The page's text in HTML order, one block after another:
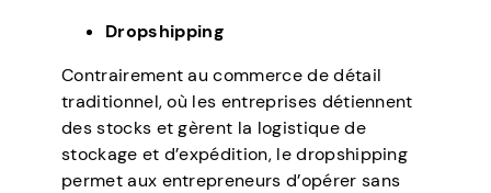
Dropshipping
Contrairement au commerce de détail
traditionnel, où les entreprises détiennent
des stocks et gèrent la logistique de
stockage et d’expédition, le dropshipping
permet aux entrepreneurs d’opérer sans